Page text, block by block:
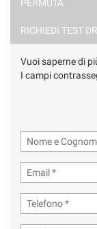
PERMUTA
RICHIEDI TEST
Vuoi saperne di
I campi